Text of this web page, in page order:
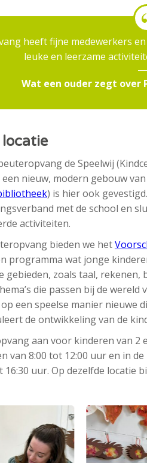
heeft fijne medewerkers
leuke en leerzame
Wat een ouder zegt over
locatie
de Speelwij
nieuw, modern gebouw
) is hier ook
met de school en
activiteiten.
bieden we het
programma wat jonge
gebieden, zoals taal, rekenen,
die passen bij de
een speelse manier nieuwe
de ontwikkeling van de
aan voor kinderen van 2
van 8:00 tot 12:00 uur en in
16:30 uur. Op dezelfde locatie